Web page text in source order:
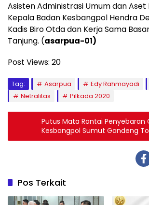
Asisten Administrasi Umum dan Aset
Kepala Badan Kesbangpol Hendra
Kadis Biro Otda dan Kerja Sama
Tanjung. (asarpua-01)
Post Views: 20
Tag: Asarpua Edy Rahmayadi
Netralitas
Pilkada 2020
Putus Mata Rantai Penyebaran
Kesbangpol Sumut Gandeng
Pos Terkait